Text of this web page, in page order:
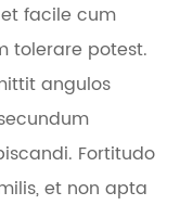
facile cum
tolerare potest.
angulos
Fortitudo
et non apta